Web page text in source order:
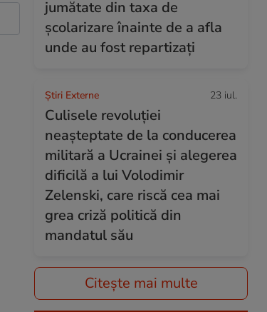
jumătate din taxa de
școlarizare înainte de a afla
unde au fost repartizați
Știri Externe 23 iul.
Culisele revoluției
neașteptate de la conducerea
militară a Ucrainei și alegerea
dificilă a lui Volodimir
Zelenski, care riscă cea mai
grea criză politică din
mandatul său
Citește mai multe